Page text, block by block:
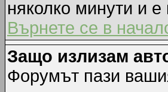
няколко минути и
Върнете се в
Защо излизам
Форумът пази